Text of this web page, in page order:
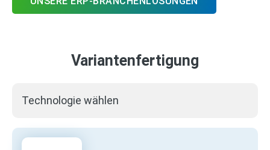
Variantenfertigung
Technologie wählen